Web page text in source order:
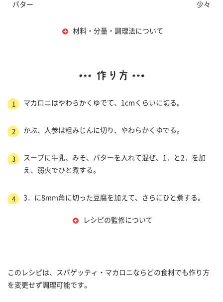
バター 少々
材料・分量・調理法について
1 マカロニはやわらかくゆでて、1cmくらいに切る。
2 かぶ、人参は粗みじんに切り、やわらかくゆでる。
3
スープに牛乳、みそ、バターを入れて混ぜ、1．と2．を加
え、弱火でひと煮する。
4 3．に8mm角に切った豆腐を加えて、さらにひと煮する。
レシピの監修について
このレシピは、スパゲッティ・マカロニならどの食材でも作り方
を変更せず調理可能です。